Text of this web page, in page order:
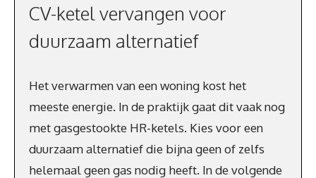
CV-ketel vervangen voor
duurzaam alternatief
Het verwarmen van een woning kost het
meeste energie. In de praktijk gaat dit vaak nog
met gasgestookte HR-ketels. Kies voor een
duurzaam alternatief die bijna geen of zelfs
helemaal geen gas nodig heeft. In de volgende